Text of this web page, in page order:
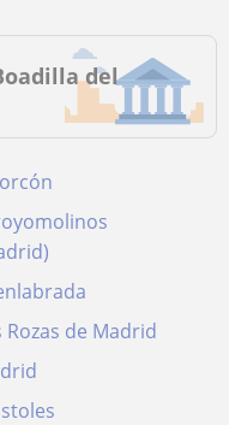
del
Rozas de Madrid